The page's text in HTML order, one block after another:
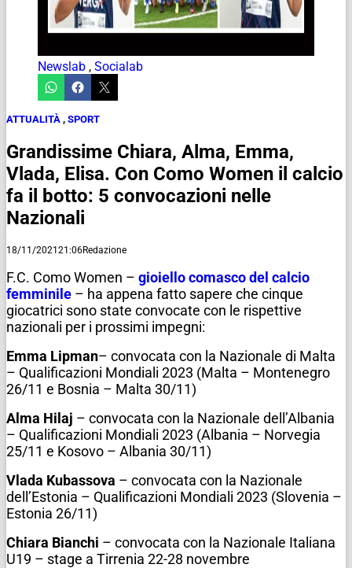
Newslab , Socialab
ATTUALITÀ , SPORT
Grandissime Chiara, Alma, Emma,
Vlada, Elisa. Con Como Women il calcio
fa il botto: 5 convocazioni nelle
Nazionali
18/11/202121:06Redazione
F.C. Como Women – gioiello comasco del calcio
femminile – ha appena fatto sapere che cinque
giocatrici sono state convocate con le rispettive
nazionali per i prossimi impegni:
Emma Lipman– convocata con la Nazionale di Malta
– Qualificazioni Mondiali 2023 (Malta – Montenegro
26/11 e Bosnia – Malta 30/11)
Alma Hilaj – convocata con la Nazionale dell’Albania
– Qualificazioni Mondiali 2023 (Albania – Norvegia
25/11 e Kosovo – Albania 30/11)
Vlada Kubassova – convocata con la Nazionale
dell’Estonia – Qualificazioni Mondiali 2023 (Slovenia –
Estonia 26/11)
Chiara Bianchi – convocata con la Nazionale Italiana
U19 – stage a Tirrenia 22-28 novembre